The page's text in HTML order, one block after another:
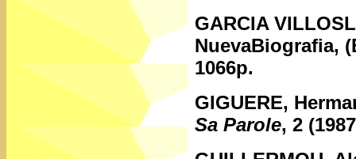
GARCIA
NuevaBiografia,
1066p.
GIGUERE,
Sa Parole, 2